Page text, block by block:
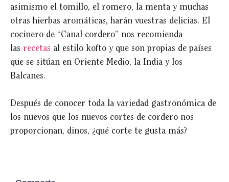
asimismo el tomillo, el romero, la menta y muchas
otras hierbas aromáticas, harán vuestras delicias. El
cocinero de “Canal cordero” nos recomienda
las recetas al estilo kofto y que son propias de países
que se sitúan en Oriente Medio, la India y los
Balcanes.
Después de conocer toda la variedad gastronómica de
los nuevos que los nuevos cortes de cordero nos
proporcionan, dinos, ¿qué corte te gusta más?